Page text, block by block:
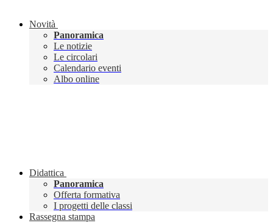
Novità
Panoramica
Le notizie
Le circolari
Calendario eventi
Albo online
Didattica
Panoramica
Offerta formativa
I progetti delle classi
Rassegna stampa